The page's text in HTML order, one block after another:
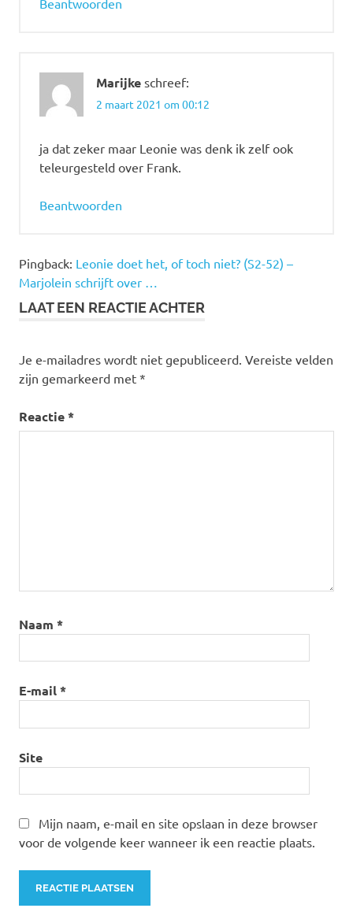
Beantwoorden
Marijke schreef:
2 maart 2021 om 00:12
ja dat zeker maar Leonie was denk ik zelf ook
teleurgesteld over Frank.
Beantwoorden
Pingback: Leonie doet het, of toch niet? (S2-52) –
Marjolein schrijft over …
LAAT EEN REACTIE ACHTER
Je e-mailadres wordt niet gepubliceerd. Vereiste velden
zijn gemarkeerd met *
Reactie*
Naam *
E-mail*
Site
Mijn naam, e-mail en site opslaan in deze browser
voor de volgende keer wanneer ik een reactie plaats.